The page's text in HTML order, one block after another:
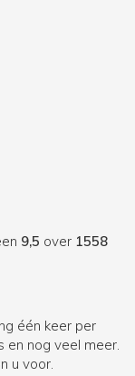
9,5 over 1558
één keer per
nog veel meer.
u voor.